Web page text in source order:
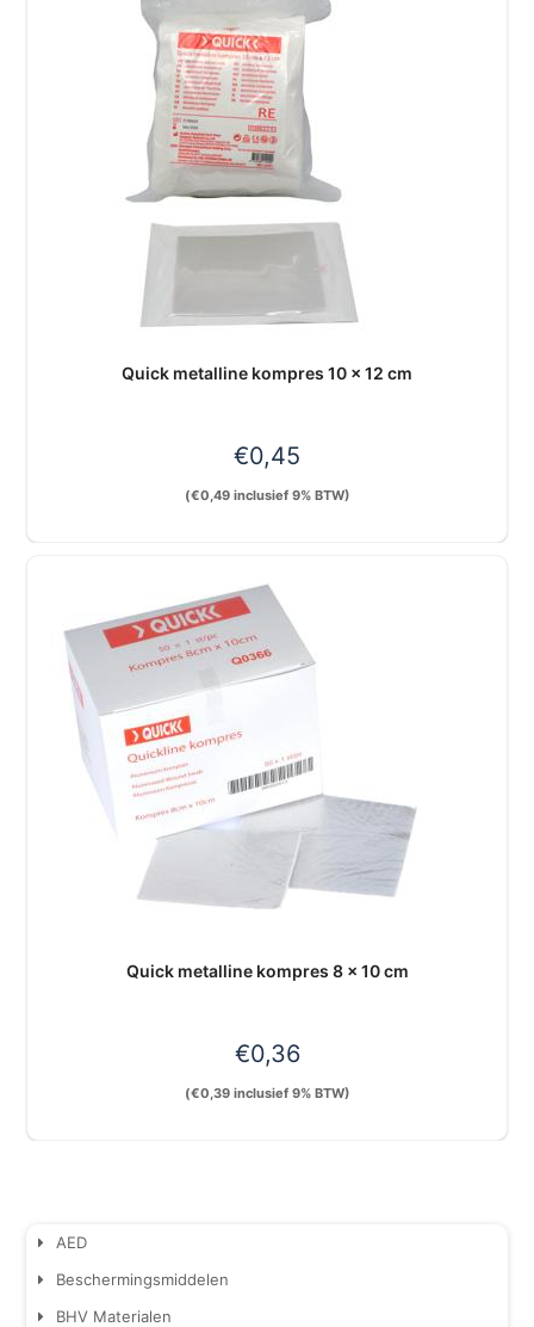
Quick metalline kompres 10 x 12 cm
€0,45
(€0,49inclusief 9% BTW)
Quick metalline kompres 8 x 10 cm
€0,36
(€0,39inclusief 9% BTW)
AED
Beschermingsmiddelen
BHV Materialen